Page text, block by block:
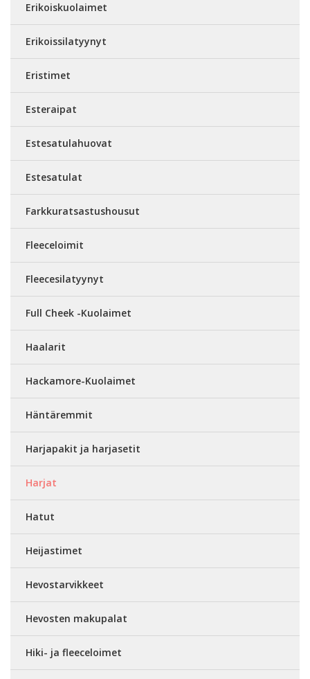
Erikoiskuolaimet
Erikoissilatyynyt
Eristimet
Esteraipat
Estesatulahuovat
Estesatulat
Farkkuratsastushousut
Fleeceloimit
Fleecesilatyynyt
Full Cheek -Kuolaimet
Haalarit
Hackamore-Kuolaimet
Häntäremmit
Harjapakit ja harjasetit
Harjat
Hatut
Heijastimet
Hevostarvikkeet
Hevosten makupalat
Hiki- ja fleeceloimet